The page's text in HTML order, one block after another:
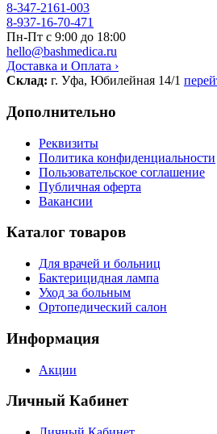
8-347-2161-003
8-937-16-70-471
Пн-Пт с 9:00 до 18:00
hello@bashmedica.ru
Доставка и Оплата ›
Склад: г. Уфа, Юбилейная 14/1
Дополнительно
Реквизиты
Политика конфиденциальности
Пользовательское соглашение
Публичная оферта
Вакансии
Каталог товаров
Для врачей и больниц
Бактерицидная лампа
Уход за больным
Ортопедический салон
Информация
Акции
Личный Кабинет